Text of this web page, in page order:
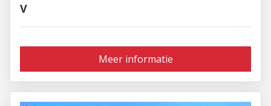
V
Meer informatie